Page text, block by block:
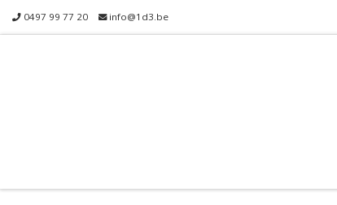
Skip to content
0497 99 77 20 info@1d3.be